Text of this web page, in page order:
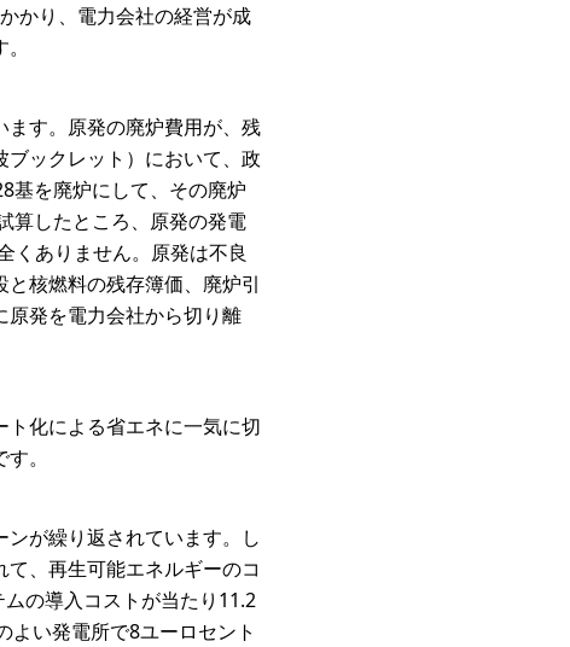
かり、電力会社の経営が成
ます。原発の廃炉費用が、残
ックレット）において、政
基を廃炉にして、その廃炉
算したところ、原発の発電
くありません。原発は不良
核燃料の残存簿価、廃炉引
原発を電力会社から切り離
化による省エネに一気に切
。
が繰り返されています。し
、再生可能エネルギーのコ
の導入コストが当たり11.2
い発電所で8ユーロセント